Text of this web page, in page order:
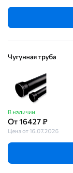
Чугунная труба
В наличии
От 16427 ₽
Цена от 16.07.2026